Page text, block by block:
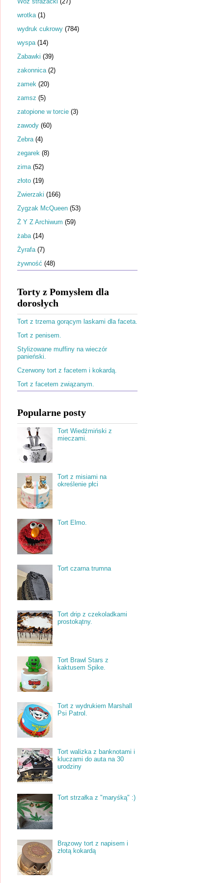
wrotka (1)
wydruk cukrowy (784)
wyspa (14)
Zabawki (39)
zakonnica (2)
zamek (20)
zamsz (5)
zatopione w torcie (3)
zawody (60)
Zebra (4)
zegarek (8)
zima (52)
złoto (19)
Zwierzaki (166)
Zygzak McQueen (53)
Ż Y Z Archiwum (59)
żaba (14)
Żyrafa (7)
żywność (48)
Torty z Pomysłem dla
dorosłych
Tort z trzema gorącym laskami dla faceta.
Tort z penisem.
Stylizowane muffiny na wieczór
panieński.
Czerwony tort z facetem i kokardą.
Tort z facetem związanym.
Popularne posty
Tort Wiedźmiński z
mieczami.
Tort z misiami na
określenie płci
Tort Elmo.
Tort czarna trumna
Tort drip z czekoladkami
prostokątny.
Tort Brawl Stars z
kaktusem Spike.
Tort z wydrukiem Marshall
Psi Patrol.
Tort walizka z banknotami i
kluczami do auta na 30
urodziny
Tort strzałka z "maryśką" :)
Brązowy tort z napisem i
złotą kokardą